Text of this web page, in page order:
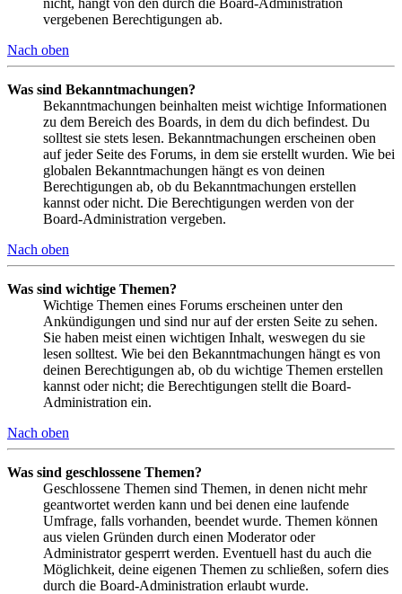
vergebenen Berechtigungen ab.
Nach oben
Was sind Bekanntmachungen?
Bekanntmachungen beinhalten meist wichtige Informationen
zu dem Bereich des Boards, in dem du dich befindest. Du
solltest sie stets lesen. Bekanntmachungen erscheinen oben
auf jeder Seite des Forums, in dem sie erstellt wurden. Wie bei
globalen Bekanntmachungen hängt es von deinen
Berechtigungen ab, ob du Bekanntmachungen erstellen
kannst oder nicht. Die Berechtigungen werden von der
Board-Administration vergeben.
Nach oben
Was sind wichtige Themen?
Wichtige Themen eines Forums erscheinen unter den
Ankündigungen und sind nur auf der ersten Seite zu sehen.
Sie haben meist einen wichtigen Inhalt, weswegen du sie
lesen solltest. Wie bei den Bekanntmachungen hängt es von
deinen Berechtigungen ab, ob du wichtige Themen erstellen
kannst oder nicht; die Berechtigungen stellt die Board-
Administration ein.
Nach oben
Was sind geschlossene Themen?
Geschlossene Themen sind Themen, in denen nicht mehr
geantwortet werden kann und bei denen eine laufende
Umfrage, falls vorhanden, beendet wurde. Themen können
aus vielen Gründen durch einen Moderator oder
Administrator gesperrt werden. Eventuell hast du auch die
Möglichkeit, deine eigenen Themen zu schließen, sofern dies
durch die Board-Administration erlaubt wurde.